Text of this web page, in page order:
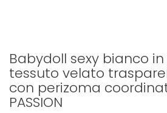
Babydoll sexy bianco in
tessuto velato
con perizoma
PASSION